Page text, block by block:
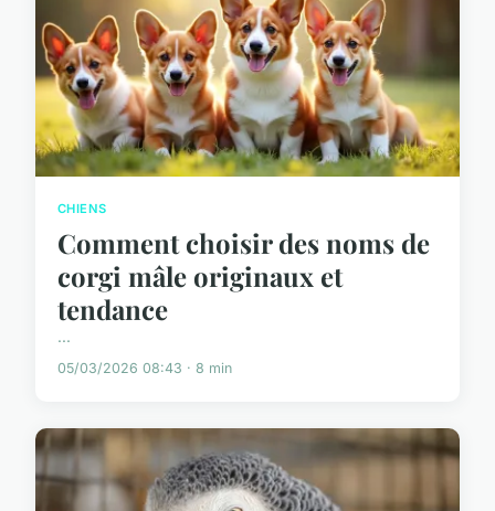
CHIENS
Comment choisir des noms de
corgi mâle originaux et
tendance
...
05/03/2026 08:43 · 8 min